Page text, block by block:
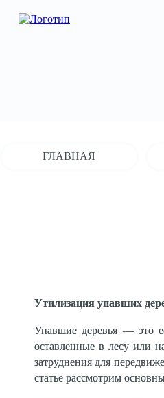
ГЛАВНАЯ
Утилизация упавших
Упавшие деревья — это
оставленные в лесу или
затруднения для
статье рассмотрим